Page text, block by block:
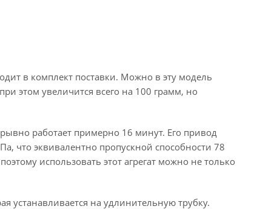
в комплект поставки. Можно в эту модель
этом увеличится всего на 100 грамм, но
работает примерно 16 минут. Его привод
что эквивалентно пропускной способности 78
использовать этот агрегат можно не только
устанавливается на удлинительную трубку.